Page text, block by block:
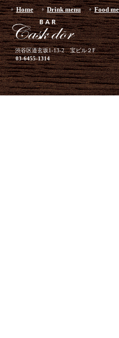
Home Drink menu Food
渋谷区道玄坂1-13-2 宝ビル２F
03-6455-1314